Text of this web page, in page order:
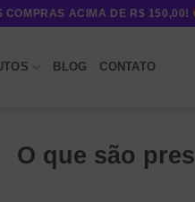
COMPRAS ACIMA DE R$ 150,00!
BLOG CONTATO
O que são